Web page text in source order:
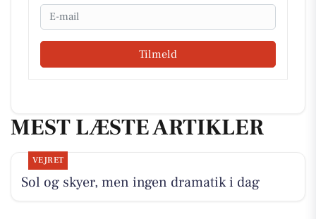
Email
Tilmeld
MEST LÆSTE ARTIKLER
VEJRET
Sol og skyer, men ingen dramatik i dag